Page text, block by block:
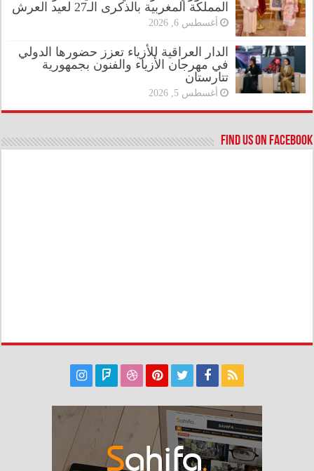
المملكة المغربية بالذكرى الـ27 لعيد العرش
أغسطس 6, 2026
الدار العراقية للأزياء تعزز حضورها الدولي
في مهرجان الأزياء والفنون بجمهورية
تتارستان
أغسطس 5, 2026
Find us on Facebook